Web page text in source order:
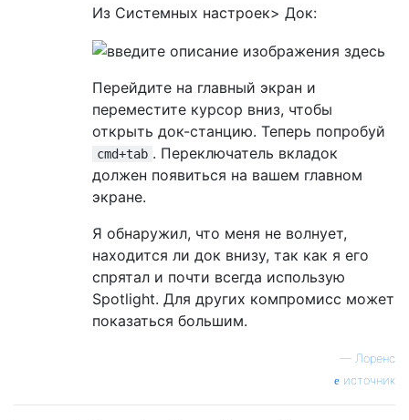
Из Системных настроек> Док:
Перейдите на главный экран и
переместите курсор вниз, чтобы
открыть док-станцию. Теперь попробуй
cmd+tab . Переключатель вкладок
должен появиться на вашем главном
экране.
Я обнаружил, что меня не волнует,
находится ли док внизу, так как я его
спрятал и почти всегда использую
Spotlight. Для других компромисс может
показаться большим.
— Лоренс
источник